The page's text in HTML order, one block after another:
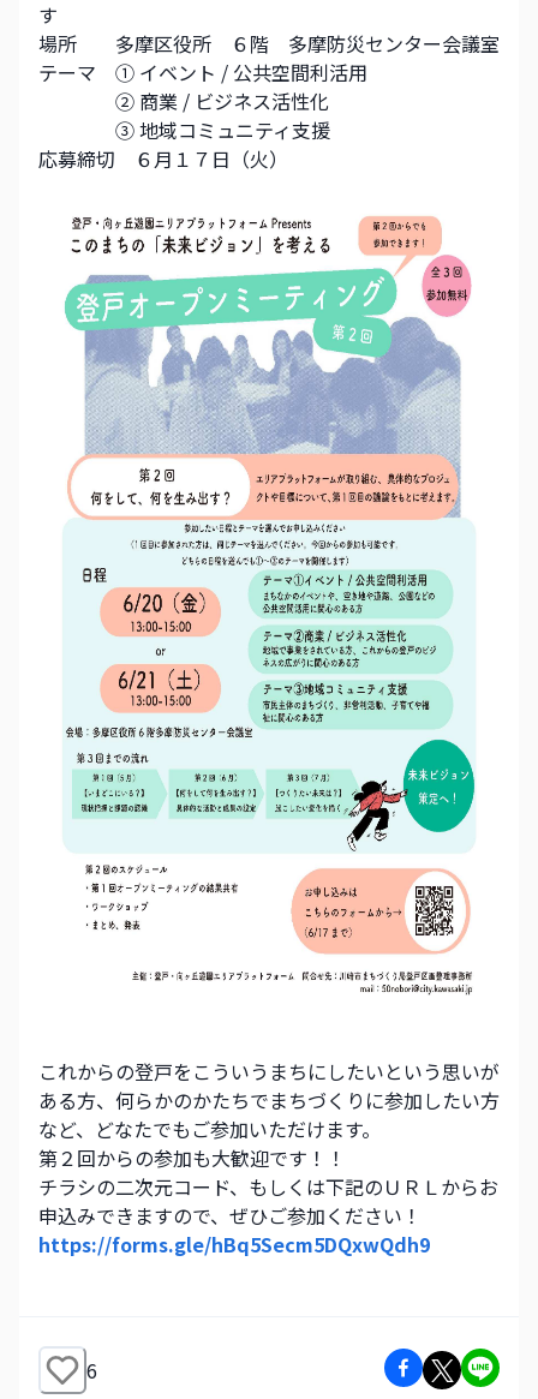
す
場所　　多摩区役所　６階　多摩防災センター会議室
テーマ　① イベント / 公共空間利活用
② 商業 / ビジネス活性化
③ 地域コミュニティ支援
応募締切　６月１７日（火）
これからの登戸をこういうまちにしたいという思いが
ある方、何らかのかたちでまちづくりに参加したい方
など、どなたでもご参加いただけます。
第２回からの参加も大歓迎です！！
チラシの二次元コード、もしくは下記のＵＲＬからお
申込みできますので、ぜひご参加ください！
https://forms.gle/hBq5Secm5DQxwQdh9
6